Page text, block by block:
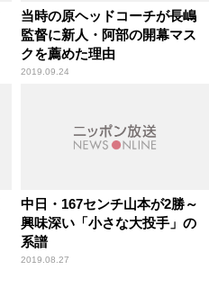
当時の原ヘッドコーチが長嶋
監督に新人・阿部の開幕マス
クを薦めた理由
2019.09.24
中日・167センチ山本が2勝～
興味深い「小さな大投手」の
系譜
2019.08.27